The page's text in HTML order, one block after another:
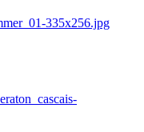
335x256.jpg